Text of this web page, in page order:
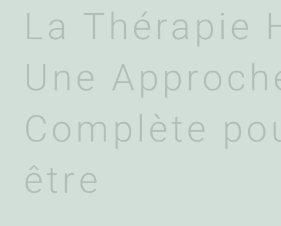
La Thérapie
Une
Complète
être